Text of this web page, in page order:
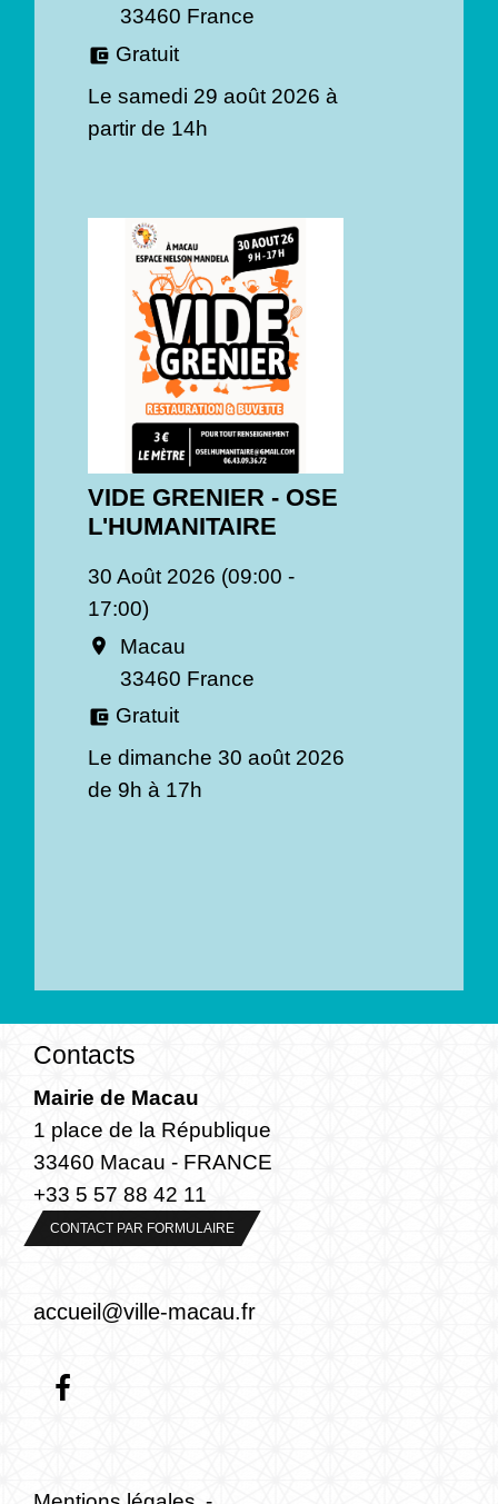
33460 France
account_balance_wallet Gratuit
Le samedi 29 août 2026 à
partir de 14h
VIDE GRENIER - OSE
L'HUMANITAIRE
30 Août 2026 (09:00 -
17:00)
location_on
Macau
33460 France
account_balance_wallet Gratuit
Le dimanche 30 août 2026
de 9h à 17h
Contacts
Mairie de Macau
1 place de la République
33460 Macau - FRANCE
+33 5 57 88 42 11
CONTACT PAR FORMULAIRE
accueil@ville-macau.fr